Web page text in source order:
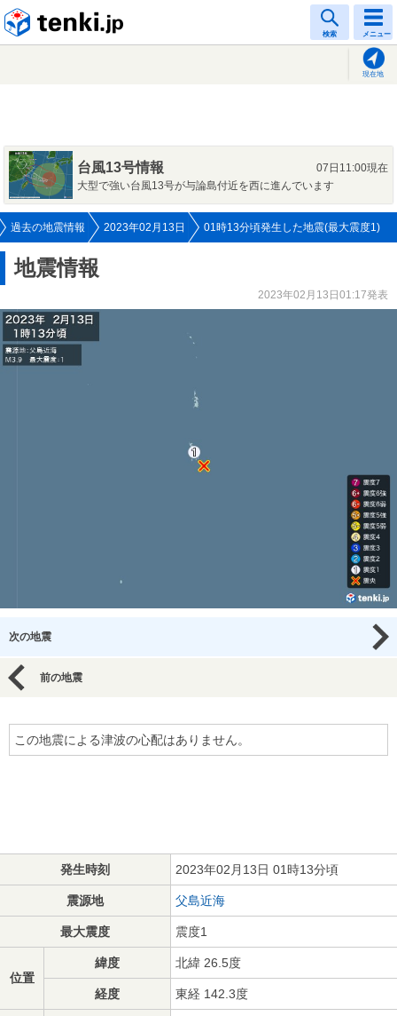
検索 メニュー
現在地
台風13号情報
07日11:00現在
大型で強い台風13号が与論島付近を西に進んでいます
過去の地震情報 2023年02月13日 01時13分頃発生した地震(最大震度1)
地震情報
2023年02月13日01:17発表
次の地震
前の地震
この地震による津波の心配はありません。
発生時刻 2023年02月13日 01時13分頃
震源地 父島近海
最大震度 震度1
位置
緯度 北緯 26.5度
経度 東経 142.3度